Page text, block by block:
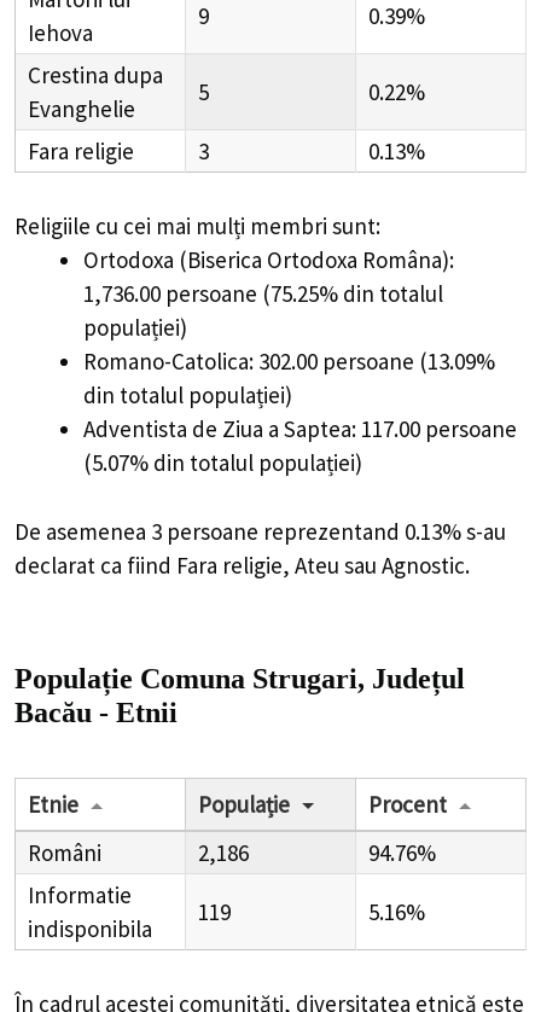
Iehova
9 0.39%
Crestina dupa
Evanghelie
5 0.22%
Fara religie 3 0.13%
Religiile cu cei mai mulți membri sunt:
Ortodoxa (Biserica Ortodoxa Româna):
1,736.00 persoane (75.25% din totalul
populației)
Romano-Catolica: 302.00 persoane (13.09%
din totalul populației)
Adventista de Ziua a Saptea: 117.00 persoane
(5.07% din totalul populației)
De asemenea 3 persoane reprezentand 0.13% s-au
declarat ca fiind Fara religie, Ateu sau Agnostic.
Populație Comuna Strugari, Județul
Bacău - Etnii
Etnie Populație
Procent
Români
2,186
94.76%
Informatie
indisponibila
119 5.16%
În cadrul acestei comunități, diversitatea etnică este